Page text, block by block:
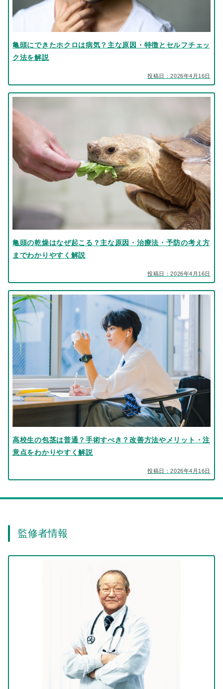
亀頭にできたホクロは病気？主な原因・特徴とセルフチェッ
ク法を解説
投稿日：2026年4月16日
亀頭の乾燥はなぜ起こる？主な原因・治療法・予防の考え方
までわかりやすく解説
投稿日：2026年4月16日
高校生の包茎は普通？手術すべき？改善方法やメリット・注
意点をわかりやすく解説
投稿日：2026年4月16日
監修者情報